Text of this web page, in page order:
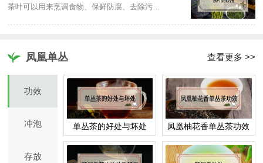
凤凰单丛 查看更多 >>
功效
冲泡
存放
单丛茶的好处与坏处 凤凰柚花香单丛茶功效